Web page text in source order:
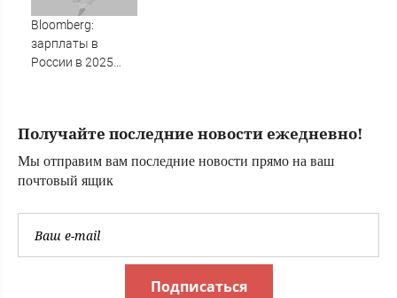
Bloomberg:
зарплаты в
России в 2025
Получайте последние новости ежедневно!
Мы отправим вам последние новости прямо на ваш
почтовый ящик
Подписаться